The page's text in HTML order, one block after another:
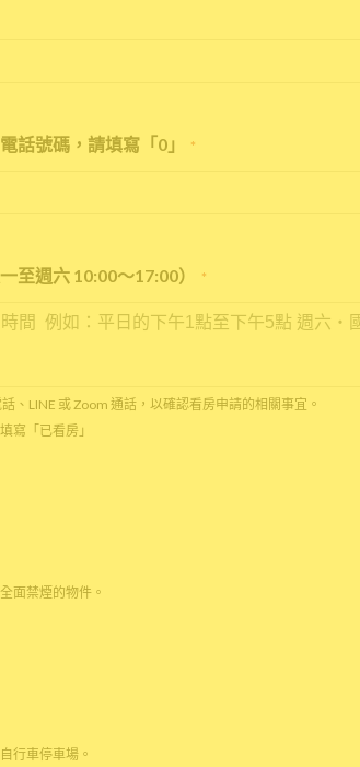
話號碼，請填寫「0」 *
至週六 10:00～17:00） *
、LINE 或 Zoom 通話，以確認看房申請的相關事宜。
寫「已看房」
面禁煙的物件。
行車停車場。